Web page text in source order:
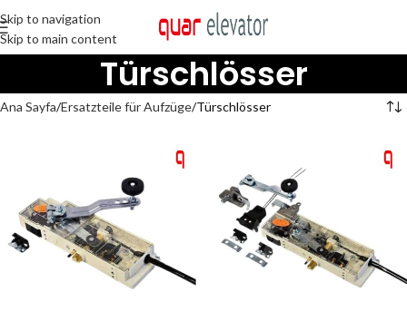
Skip to navigation
Skip to main content
Türschlösser
Ana Sayfa Ersatzteile für Aufzüge Türschlösser